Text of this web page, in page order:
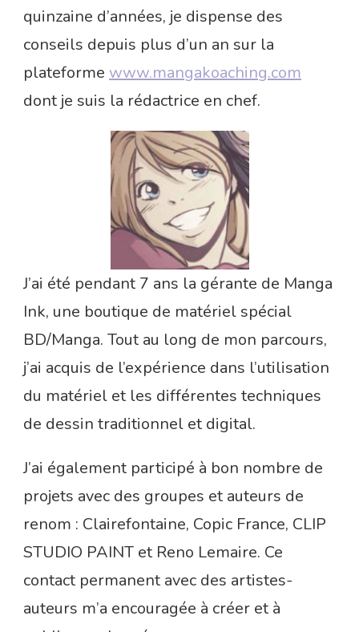
quinzaine d’années, je dispense des
conseils depuis plus d’un an sur la
plateforme www.mangakoaching.com
dont je suis la rédactrice en chef.
J’ai été pendant 7 ans la gérante de Manga
Ink, une boutique de matériel spécial
BD/Manga. Tout au long de mon parcours,
j’ai acquis de l’expérience dans l’utilisation
du matériel et les différentes techniques
de dessin traditionnel et digital.
J’ai également participé à bon nombre de
projets avec des groupes et auteurs de
renom : Clairefontaine, Copic France, CLIP
STUDIO PAINT et Reno Lemaire. Ce
contact permanent avec des artistes-
auteurs m’a encouragée à créer et à